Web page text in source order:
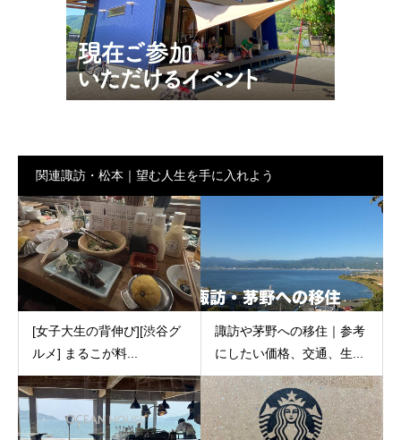
関連諏訪・松本｜望む人生を手に入れよう
[女子大生の背伸び][渋谷グ
ルメ] まるこが料...
諏訪や茅野への移住｜参考
にしたい価格、交通、生...